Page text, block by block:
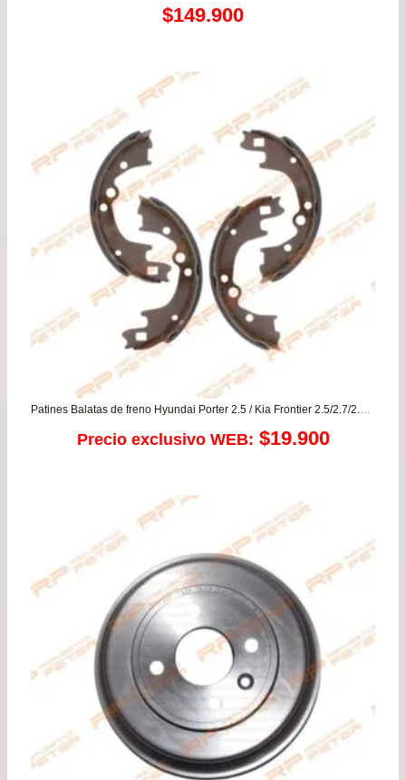
$149.900Rango
precios:
desde
$118.900
hasta
$149.900
Patines Balatas de freno Hyundai Porter 2.5 / Kia Frontier 2.5/2.7/2.9/30 – K2400
Precio exclusivo WEB: $19.900